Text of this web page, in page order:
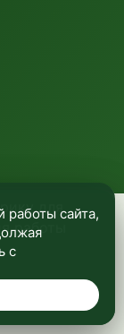
для
работы
сайта,
с